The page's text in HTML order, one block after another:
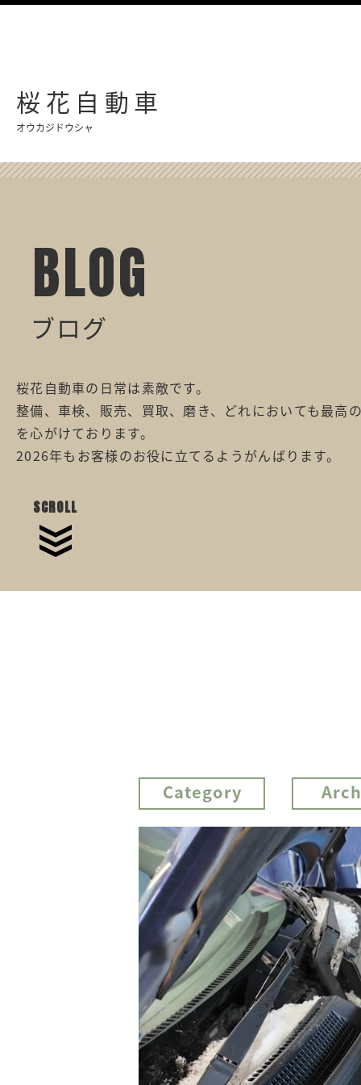
桜花自動車
オウカジドウシャ
BLOG
ブログ
桜花自動車の日常は素敵です。
整備、車検、販売、買取、磨き、どれにおいても最高
を心がけております。
2026年もお客様のお役に立てるようがんばります。
SCROLL
Category